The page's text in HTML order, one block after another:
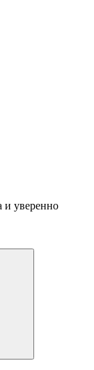
и уверенно